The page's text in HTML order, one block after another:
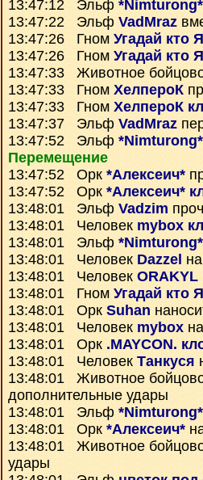
13:47:12 Эльф
13:47:22 Эльф VadMraz
13:47:26 Гном Угадай кто
13:47:26 Гном Угадай кто
13:47:33 Животное
13:47:33 Гном ХелпероК
13:47:33 Гном ХелпероК
13:47:37 Эльф VadMraz
13:47:52 Эльф *Nimturong*
Перемещение
13:47:52 Орк *Алексеич*
13:47:52 Орк *Алексеич*
13:48:01 Эльф Vadzim
13:48:01 Человек mybox
13:48:01 Эльф *Nimturong*
13:48:01 Человек Dazzel
13:48:01 Человек ORAKYL
13:48:01 Гном Угадай кто
13:48:01 Орк Suhan
13:48:01 Человек mybox
13:48:01 Орк .MAYCON.
13:48:01 Человек Танкуся
13:48:01 Животное
дополнительные удары
13:48:01 Эльф
13:48:01 Орк *Алексеич*
13:48:01 Животное
удары